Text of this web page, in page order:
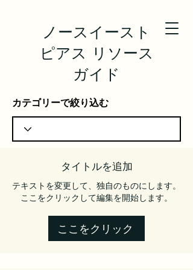
ノースイースト
ピアス リソース
ガイド
カテゴリーで絞り込む
タイトルを追加
テキストを変更して、独自のものにします。
ここをクリックして編集を開始します。
ここをクリック